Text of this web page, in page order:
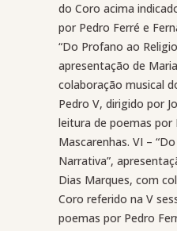
do Coro acima
por Pedro Ferré e
“Do Profano ao
apresentação de
colaboração musical
Pedro V, dirigido por
leitura de poemas por
Mascarenhas. VI –
Narrativa”,
Dias Marques, com
Coro referido na V
poemas por Pedro